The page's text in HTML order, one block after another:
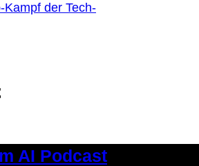
Kampf der Tech-
AI Podcast